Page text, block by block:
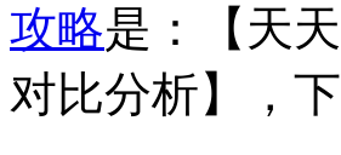
攻略是：【天
对比分析】，